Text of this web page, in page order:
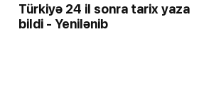
Türkiyə 24 il sonra tarix yaza
bildi - Yenilənib